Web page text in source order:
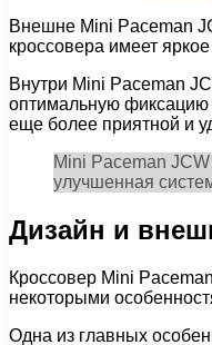
Внешне Mini Paceman
кроссовера имеет
Внутри Mini Paceman
оптимальную фиксацию
еще более приятной и
Mini Paceman
улучшенная
Дизайн и
Кроссовер Mini
некоторыми
Одна из главных